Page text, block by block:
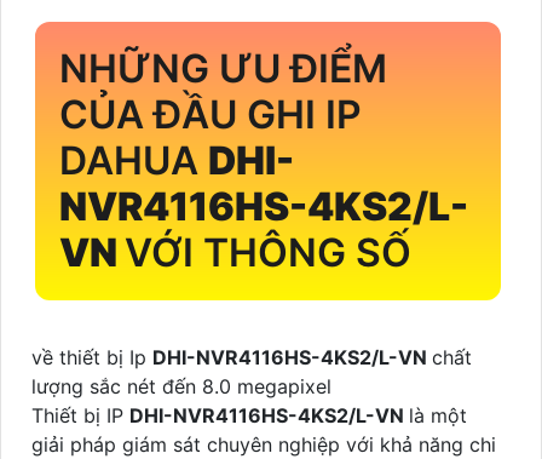
NHỮNG ƯU ĐIỂM
CỦA ĐẦU GHI IP
DAHUA DHI-
NVR4116HS-4KS2/L-
VN VỚI THÔNG SỐ
về thiết bị Ip DHI-NVR4116HS-4KS2/L-VN chất
lượng sắc nét đến 8.0 megapixel
Thiết bị IP DHI-NVR4116HS-4KS2/L-VN là một
giải pháp giám sát chuyên nghiệp với khả năng chi